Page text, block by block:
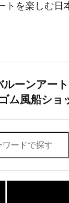
トを楽しむ日
ーンアー
ム風船ショ